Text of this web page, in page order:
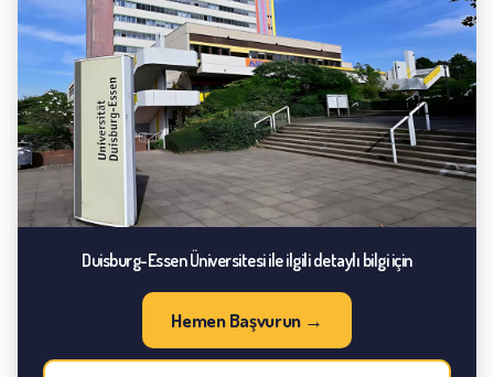
Duisburg-Essen Üniversitesi ile ilgili detaylı bilgi için
Hemen Başvurun →